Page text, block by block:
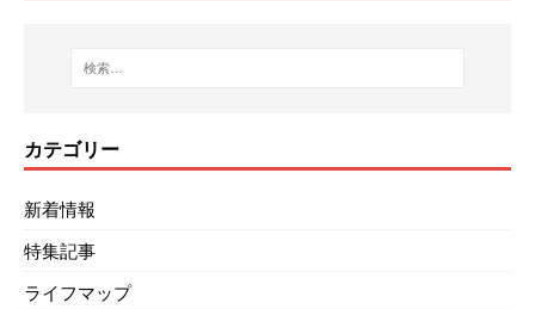
カテゴリー
新着情報
特集記事
ライフマップ